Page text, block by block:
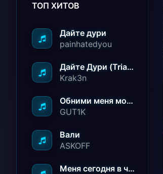
ТОП ХИТОВ
Дайте дури
painhatedyou
Дайте Дури (Triad Remix)
Krak3n
Обними меня молча ничего не говори
GUT1K
Вали
ASKOFF
Меня сегодня в чёрный список занесли